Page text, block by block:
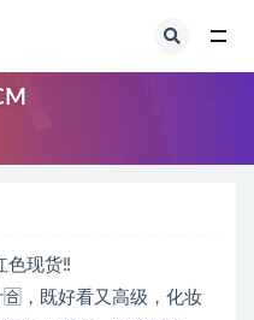
色现货‼️
，既好看又高级，化妆